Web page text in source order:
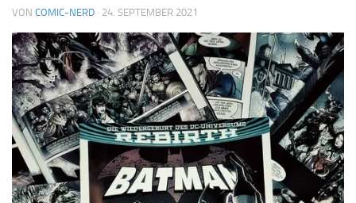
VON COMIC-NERD · 24. SEPTEMBER 2021